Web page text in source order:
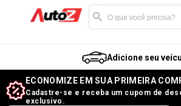
Adicione seu
ECONOMIZE EM SUA PRIMEIRA
Cadastre-se e receba um cupom de
exclusivo.